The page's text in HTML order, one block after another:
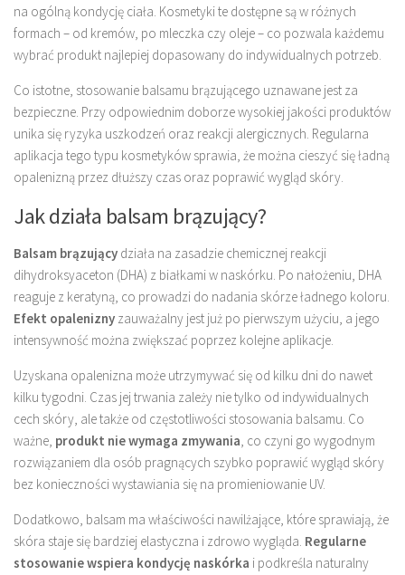
na ogólną kondycję ciała. Kosmetyki te dostępne są w różnych
formach – od kremów, po mleczka czy oleje – co pozwala każdemu
wybrać produkt najlepiej dopasowany do indywidualnych potrzeb.
Co istotne, stosowanie balsamu brązującego uznawane jest za
bezpieczne. Przy odpowiednim doborze wysokiej jakości produktów
unika się ryzyka uszkodzeń oraz reakcji alergicznych. Regularna
aplikacja tego typu kosmetyków sprawia, że można cieszyć się ładną
opalenizną przez dłuższy czas oraz poprawić wygląd skóry.
Jak działa balsam brązujący?
Balsam brązujący działa na zasadzie chemicznej reakcji
dihydroksyaceton (DHA) z białkami w naskórku. Po nałożeniu, DHA
reaguje z keratyną, co prowadzi do nadania skórze ładnego koloru.
Efekt opalenizny zauważalny jest już po pierwszym użyciu, a jego
intensywność można zwiększać poprzez kolejne aplikacje.
Uzyskana opalenizna może utrzymywać się od kilku dni do nawet
kilku tygodni. Czas jej trwania zależy nie tylko od indywidualnych
cech skóry, ale także od częstotliwości stosowania balsamu. Co
ważne, produkt nie wymaga zmywania, co czyni go wygodnym
rozwiązaniem dla osób pragnących szybko poprawić wygląd skóry
bez konieczności wystawiania się na promieniowanie UV.
Dodatkowo, balsam ma właściwości nawilżające, które sprawiają, że
skóra staje się bardziej elastyczna i zdrowo wygląda. Regularne
stosowanie wspiera kondycję naskórka i podkreśla naturalny